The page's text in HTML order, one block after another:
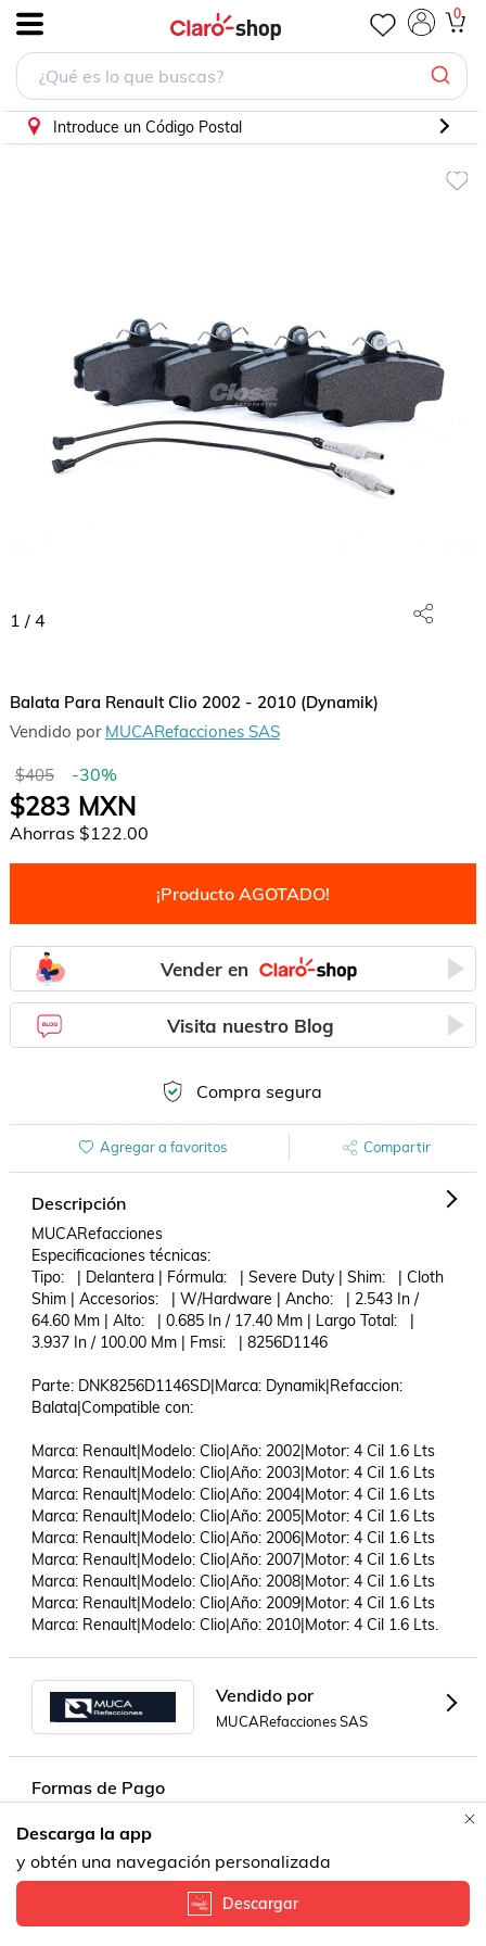
0
Introduce un Código Postal
1 / 4
Balata Para Renault Clio 2002 - 2010 (Dynamik)
Vendido por MUCARefacciones SAS
$405 -30%
$283 MXN
Ahorras $122.00
¡Producto AGOTADO!
Vender en
Visita nuestro Blog
Compra segura
Agregar a favoritos Compartir
Descripción
MUCARefacciones
Especificaciones técnicas:
Tipo:   | Delantera | Fórmula:   | Severe Duty | Shim:   | Cloth
Shim | Accesorios:   | W/Hardware | Ancho:   | 2.543 In /
64.60 Mm | Alto:   | 0.685 In / 17.40 Mm | Largo Total:   |
3.937 In / 100.00 Mm | Fmsi:   | 8256D1146
Parte: DNK8256D1146SD|Marca: Dynamik|Refaccion:
Balata|Compatible con:
Marca: Renault|Modelo: Clio|Año: 2002|Motor: 4 Cil 1.6 Lts
Marca: Renault|Modelo: Clio|Año: 2003|Motor: 4 Cil 1.6 Lts
Marca: Renault|Modelo: Clio|Año: 2004|Motor: 4 Cil 1.6 Lts
Marca: Renault|Modelo: Clio|Año: 2005|Motor: 4 Cil 1.6 Lts
Marca: Renault|Modelo: Clio|Año: 2006|Motor: 4 Cil 1.6 Lts
Marca: Renault|Modelo: Clio|Año: 2007|Motor: 4 Cil 1.6 Lts
Marca: Renault|Modelo: Clio|Año: 2008|Motor: 4 Cil 1.6 Lts
Marca: Renault|Modelo: Clio|Año: 2009|Motor: 4 Cil 1.6 Lts
Marca: Renault|Modelo: Clio|Año: 2010|Motor: 4 Cil 1.6 Lts.
Vendido por
MUCARefacciones SAS
Formas de Pago
Descarga la app
y obtén una navegación personalizada
Descargar
Balata Para Renault Clio 2002 - 2010 (Dynamik)